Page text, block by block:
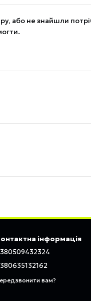
або не знайшли
інформація
вам?